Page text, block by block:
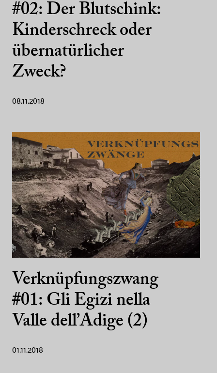
#02: Der Blutschink:
Kinderschreck oder
übernatürlicher
Zweck?
08.11.2018
Verknüpfungszwang
#01: Gli Egizi nella
Valle dell’Adige (2)
01.11.2018